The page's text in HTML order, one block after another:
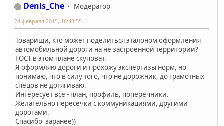
Denis_Che Модератор
24 февраля 2015, 16:43:55
Товарищи, кто может поделиться эталоном оформления
автомобильной дороги на не застроенной территории?
ГОСТ в этом плане скуповат.
Я оформляю дороги и прохожу экспертизы норм, но
понимаю, что в силу того, что не дорожник, до грамотных
спецов не дотягиваю.
Интересует все - план, профиль, поперечники.
Желательно пересечки с коммуникациями, другими
дорогами.
Спасибо заранее))